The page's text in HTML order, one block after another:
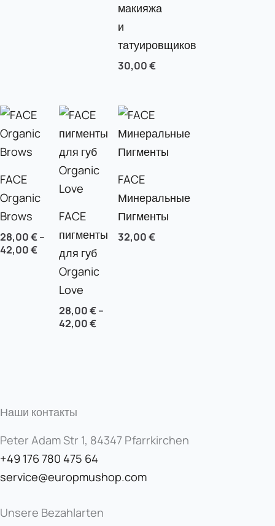
макияжа
и
татуировщиков
30,00€
FACE
Organic
Brows
28,00€–
42,00€
FACE
пигменты
для губ
Organic
Love
28,00€–
42,00€
FACE
Минеральные
Пигменты
32,00€
Наши контакты
Peter Adam Str 1, 84347 Pfarrkirchen
+49 176 780 475 64
service@europmushop.com
Unsere Bezahlarten